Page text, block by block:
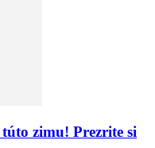
zimu! Prezrite si